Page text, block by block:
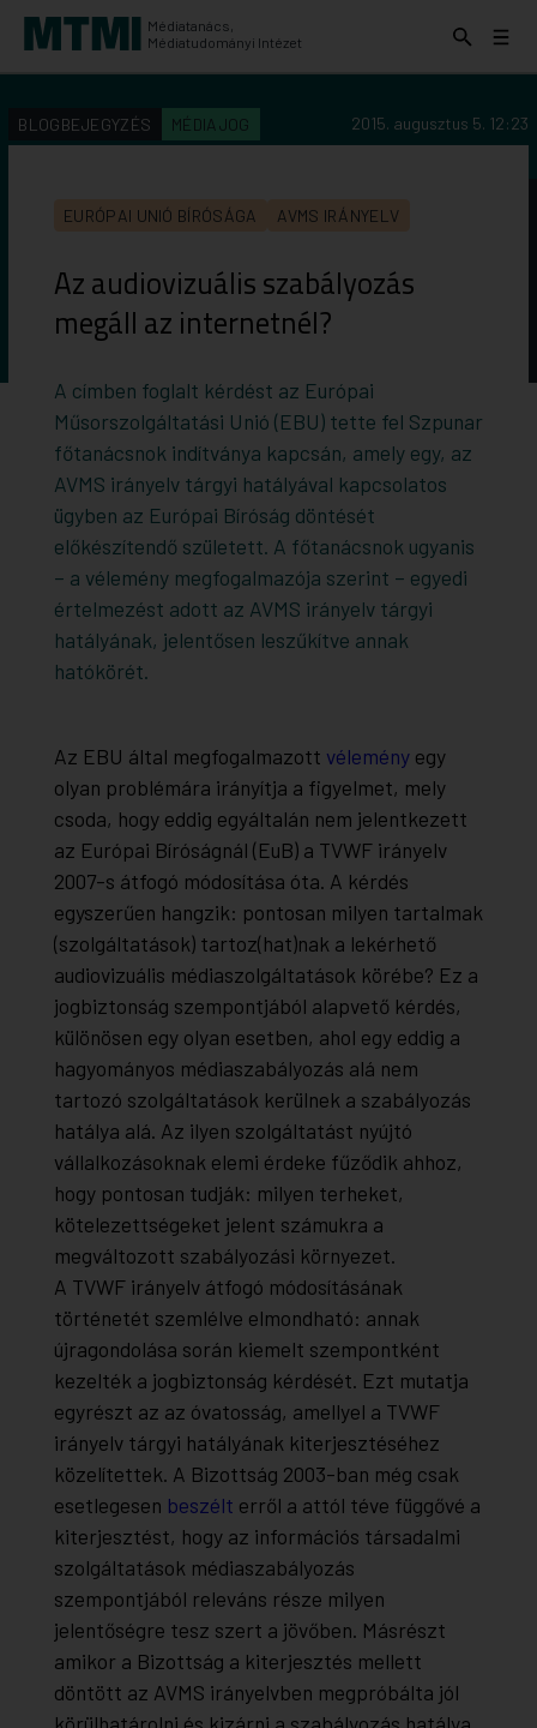
Médiatanács,
Médiatudományi Intézet
KERESÉS AZ INTÉZET ANYAGAI KÖZÖTT
indítása
Keresés
Menü
BLOGBEJEGYZÉS MÉDIAJOG 2015. augusztus 5. 12:23
EURÓPAI UNIÓ BÍRÓSÁGA AVMS IRÁNYELV
Az audiovizuális szabályozás
megáll az internetnél?
A címben foglalt kérdést az Európai
Műsorszolgáltatási Unió (EBU) tette fel Szpunar
főtanácsnok indítványa kapcsán, amely egy, az
AVMS irányelv tárgyi hatályával kapcsolatos
ügyben az Európai Bíróság döntését
előkészítendő született. A főtanácsnok ugyanis
– a vélemény megfogalmazója szerint – egyedi
értelmezést adott az AVMS irányelv tárgyi
hatályának, jelentősen leszűkítve annak
hatókörét.
Az EBU által megfogalmazott véleményegy
olyan problémára irányítja a figyelmet, mely
csoda, hogy eddig egyáltalán nem jelentkezett
az Európai Bíróságnál (EuB) a TVWF irányelv
2007-s átfogó módosítása óta. A kérdés
egyszerűen hangzik: pontosan milyen tartalmak
(szolgáltatások) tartoz(hat)nak a lekérhető
audiovizuális médiaszolgáltatások körébe? Ez a
jogbiztonság szempontjából alapvető kérdés,
különösen egy olyan esetben, ahol egy eddig a
hagyományos médiaszabályozás alá nem
tartozó szolgáltatások kerülnek a szabályozás
hatálya alá. Az ilyen szolgáltatást nyújtó
vállalkozásoknak elemi érdeke fűződik ahhoz,
hogy pontosan tudják: milyen terheket,
kötelezettségeket jelent számukra a
megváltozott szabályozási környezet.
A TVWF irányelv átfogó módosításának
történetét szemlélve elmondható: annak
újragondolása során kiemelt szempontként
kezelték a jogbiztonság kérdését. Ezt mutatja
egyrészt az az óvatosság, amellyel a TVWF
irányelv tárgyi hatályának kiterjesztéséhez
közelítettek. A Bizottság 2003-ban még csak
esetlegesen beszélt erről a attól téve függővé a
kiterjesztést, hogy az információs társadalmi
szolgáltatások médiaszabályozás
szempontjából releváns része milyen
jelentőségre tesz szert a jövőben. Másrészt
amikor a Bizottság a kiterjesztés mellett
döntött az AVMS irányelvben megpróbálta jól